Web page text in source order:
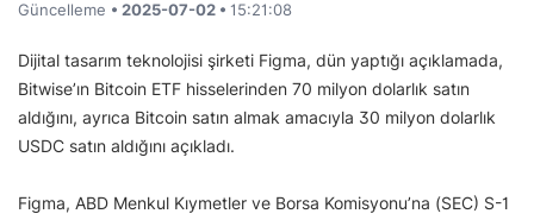
Güncelleme • 2025-07-02 • 15:21:08
Dijital tasarım teknolojisi şirketi Figma, dün yaptığı açıklamada,
Bitwise’ın Bitcoin ETF hisselerinden 70 milyon dolarlık satın
aldığını, ayrıca Bitcoin satın almak amacıyla 30 milyon dolarlık
USDC satın aldığını açıkladı.
Figma, ABD Menkul Kıymetler ve Borsa Komisyonu’na (SEC) S-1